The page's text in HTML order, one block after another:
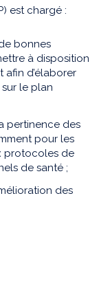
est chargé :
bonnes
à disposition
afin d’élaborer
le plan
pertinence des
pour les
protocoles de
de santé ;
des